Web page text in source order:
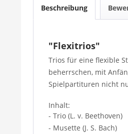
Beschreibung
"Flexitrios"
Trios für eine flexible
beherrschen, mit
Spielpartituren nicht
Inhalt:
- Trio (L. v. Beethoven)
- Musette (J. S. Bach)